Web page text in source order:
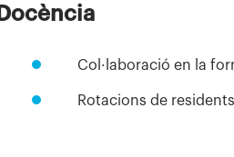
Docència
Col·laboració en la
Rotacions de